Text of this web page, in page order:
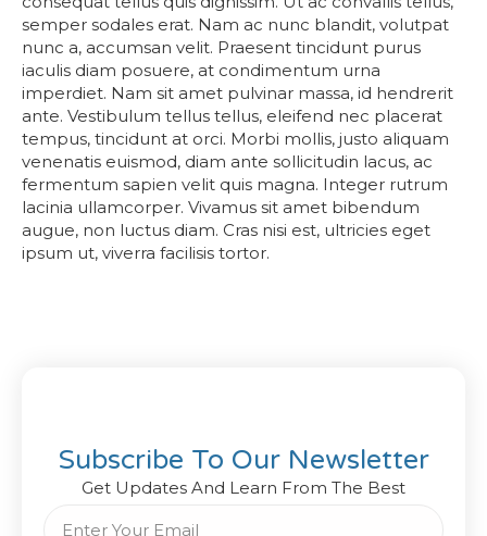
semper sodales erat. Nam ac nunc blandit, volutpat
nunc a, accumsan velit. Praesent tincidunt purus
iaculis diam posuere, at condimentum urna
imperdiet. Nam sit amet pulvinar massa, id hendrerit
ante. Vestibulum tellus tellus, eleifend nec placerat
tempus, tincidunt at orci. Morbi mollis, justo aliquam
venenatis euismod, diam ante sollicitudin lacus, ac
fermentum sapien velit quis magna. Integer rutrum
lacinia ullamcorper. Vivamus sit amet bibendum
augue, non luctus diam. Cras nisi est, ultricies eget
ipsum ut, viverra facilisis tortor.
Subscribe To Our Newsletter
Get Updates And Learn From The Best